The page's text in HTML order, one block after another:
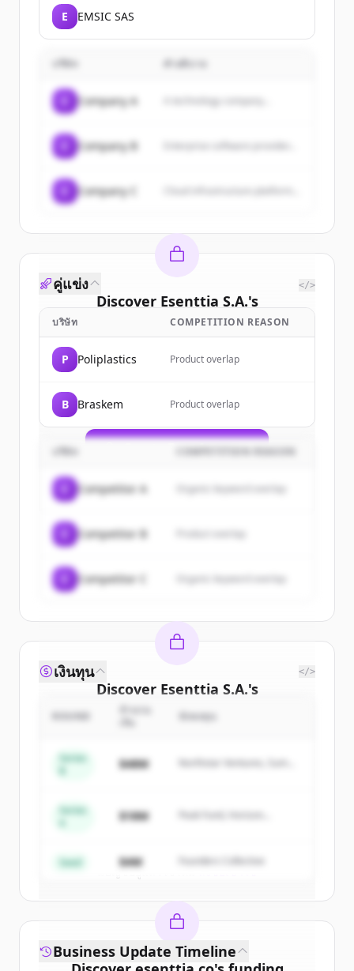
E EMSIC SAS
คำอธิบาย
Company A A technology company...
Company B
Company C
Discover Esenttia S.A.'s
customers
Sign up for free to view all
of
New accounts include trial credits to
get started.
Create Free Account
มีบัญชีอยู่แล้วใช่ไหมลงชื่อเข้าใช้
คู่แข่ง </>
บริษัท COMPETITION REASON
P Poliplastics Product overlap
B Braskem Product overlap
COMPETITION REASON
Competitor A Organic keyword overlap
Competitor B
Competitor C Organic keyword overlap
Discover Esenttia S.A.'s
competitors
ofEsenttia S.A.
New accounts include trial credits to
มีบัญชีอยู่แล้วใช่ไหม
เงินทุน </>
นักลงทุน
Series
$48M
Northstar Ventures, Summit
Series
$18M
Peak Fund, Horizon
Seed $4M Founders Collective
Business Update Timeline